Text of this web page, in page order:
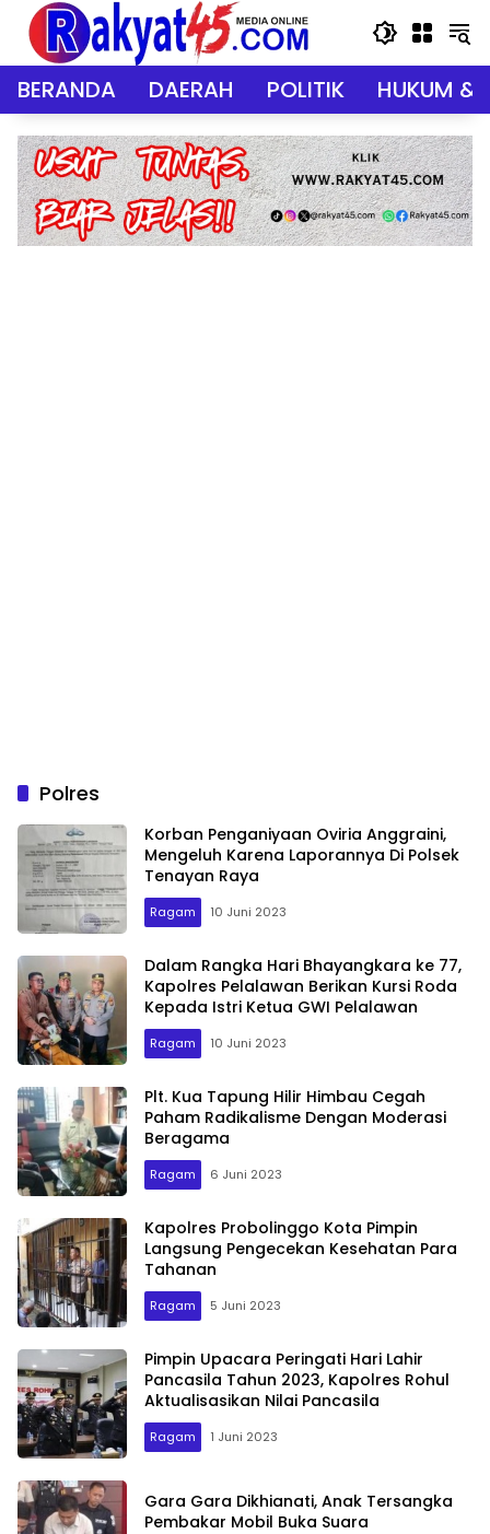
Langsung
konten
BERANDA DAERAH POLITIK HUKUM &
Polres
Korban Penganiyaan Oviria Anggraini,
Mengeluh Karena Laporannya Di Polsek
Tenayan Raya
Ragam 10 Juni 2023
Dalam Rangka Hari Bhayangkara ke 77,
Kapolres Pelalawan Berikan Kursi Roda
Kepada Istri Ketua GWI Pelalawan
Ragam 10 Juni 2023
Plt. Kua Tapung Hilir Himbau Cegah
Paham Radikalisme Dengan Moderasi
Beragama
Ragam 6 Juni 2023
Kapolres Probolinggo Kota Pimpin
Langsung Pengecekan Kesehatan Para
Tahanan
Ragam 5 Juni 2023
Pimpin Upacara Peringati Hari Lahir
Pancasila Tahun 2023, Kapolres Rohul
Aktualisasikan Nilai Pancasila
Ragam 1 Juni 2023
Gara Gara Dikhianati, Anak Tersangka
Pembakar Mobil Buka Suara